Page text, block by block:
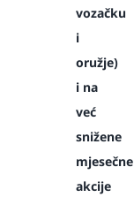
vozačku
i
oružje)
i na
već
snižene
mjesečne
akcije